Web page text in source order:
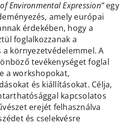
Environmental Expression”egy
amely európai
érdekében, hogy a
foglalkozzanak a
a környezetvédelemmel. A
tevékenységet foglal
a workshopokat,
és kiállításokat. Célja,
kapcsolatos
erejét felhasználva
és cselekvésre